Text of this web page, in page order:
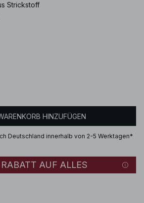
Strickstoff
HINZUFÜGEN
Deutschland innerhalb von 2-5 Werktagen*
AUF ALLES